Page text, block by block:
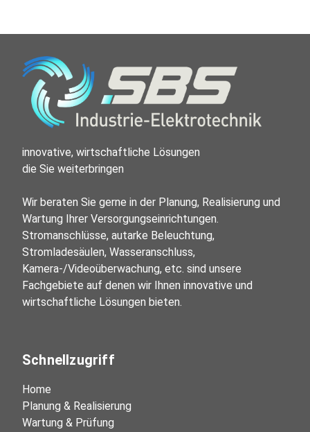
innovative, wirtschaftliche Lösungen
die Sie weiterbringen
Wir beraten Sie gerne in der Planung, Realisierung und
Wartung Ihrer Versorgungseinrichtungen.
Stromanschlüsse, autarke Beleuchtung,
Stromladesäulen, Wasseranschluss,
Kamera-/Videoüberwachung, etc. sind unsere
Fachgebiete auf denen wir Ihnen innovative und
wirtschaftliche Lösungen bieten.
Schnellzugriff
Home
Planung & Realisierung
Wartung & Prüfung